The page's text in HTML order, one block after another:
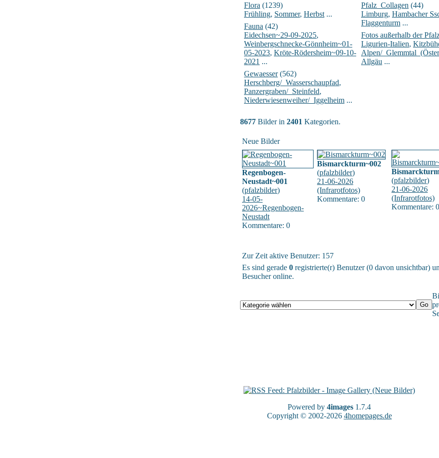
Flora (1239)
Frühling, Sommer, Herbst ...
Fauna (42)
Eidechsen~29-09-2025,
Weinbergschnecke-Gönnheim~01-
05-2023, Kröte-Rödersheim~09-10-
2021 ...
Gewaesser(562)
Herschberg/_Wasserschaupfad,
Panzergraben/_Steinfeld,
Niederwiesenweiher/_Iggelheim ...
Pfalz_Collagen (44)
Limburg, Hambacher
Flaggenturm ...
Fotos außerhalb der
Ligurien-Italien,
Alpen/
Allgäu ...
8677 Bilder in 2401 Kategorien.
Neue Bilder
Regenbogen-
Neustadt~001
(pfalzbilder)
14-05-
2026~Regenbogen-
Neustadt
Kommentare: 0
Bismarckturm~002
(pfalzbilder)
21-06-2026
(Infrarotfotos)
Kommentare: 0
(pfalzbilder)
21-06-2026
(Infrarotfotos)
Kommentare: 0
Zur Zeit aktive Benutzer: 157
Es sind gerade 0 registrierte(r) Benutzer (0 davon unsichtbar)
Besucher online.
Powered by 4images 1.7.4
Copyright © 2002-2026 4homepages.de